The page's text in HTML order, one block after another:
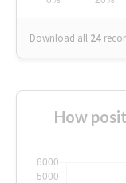
Download all 24
How